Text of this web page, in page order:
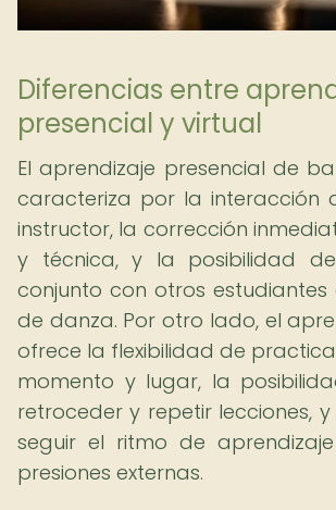
Diferencias entre
presencial y virtual
El aprendizaje presencial de
caracteriza por la interacción
instructor, la corrección
y técnica, y la posibilidad
conjunto con otros estudiantes
de danza. Por otro lado, el
ofrece la flexibilidad de
momento y lugar, la
retroceder y repetir lecciones,
seguir el ritmo de
presiones externas.